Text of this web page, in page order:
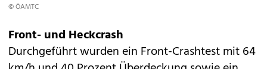
© ÖAMTC
Front- und Heckcrash
Durchgeführt wurden ein Front-Crashtest mit 64